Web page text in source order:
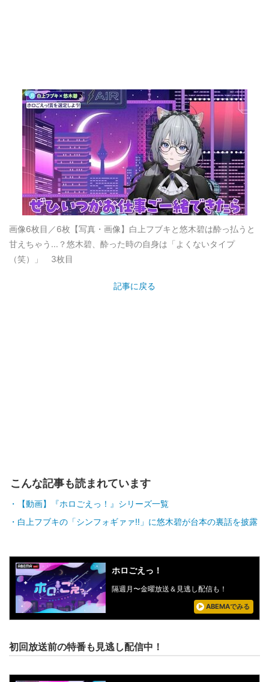
画像6枚目／6枚 【写真・画像】白上フブキと悠木碧は酔っ払うと
甘えちゃう...？悠木碧、酔った時の自身は「よくないタイプ
（笑）」 3枚目
記事に戻る
こんな記事も読まれています
【動画】『ホロごえっ！』シリーズ一覧
白上フブキの「シンフォギァァ!!」に悠木碧が台本の裏話を披露
ホロごえっ！
隔週月〜金曜放送＆見逃し配信も！
ABEMAでみる
初回放送前の特番も見逃し配信中！